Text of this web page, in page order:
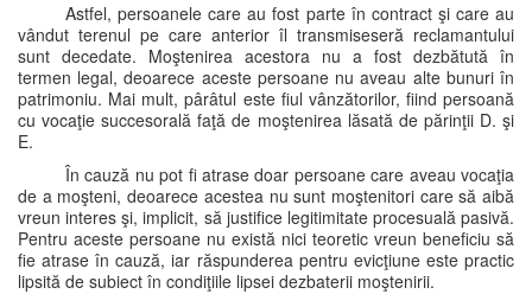
Astfel, persoanele care au fost parte în contract şi care au
vândut terenul pe care anterior îl transmiseseră reclamantului
sunt decedate. Moştenirea acestora nu a fost dezbătută în
termen legal, deoarece aceste persoane nu aveau alte bunuri în
patrimoniu. Mai mult, pârâtul este fiul vânzătorilor, fiind persoană
cu vocaţie succesorală faţă de moştenirea lăsată de părinţii D. şi
E.
În cauză nu pot fi atrase doar persoane care aveau vocaţia
de a moşteni, deoarece acestea nu sunt moştenitori care să aibă
vreun interes şi, implicit, să justifice legitimitate procesuală pasivă.
Pentru aceste persoane nu există nici teoretic vreun beneficiu să
fie atrase în cauză, iar răspunderea pentru evicţiune este practic
lipsită de subiect în condiţiile lipsei dezbaterii moştenirii.